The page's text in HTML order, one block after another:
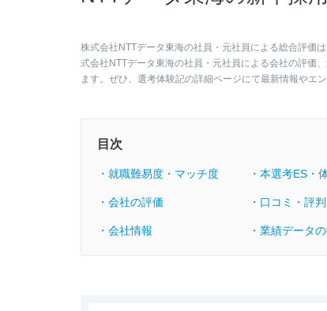
株式会社NTTデータ東海の社員・元社員による総合評価
式会社NTTデータ東海の社員・元社員による会社の評価
ます。ぜひ、選考体験記の詳細ページにて最新情報やエ
目次
・就職難易度・マッチ度 ・本選考ES・
・会社の評価 ・口コミ・評判
・会社情報 ・業績データ